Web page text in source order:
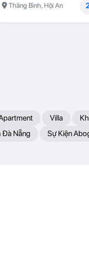
Thăng Bình, Hội An
Villa
Đà Nẵng Sự Kiện